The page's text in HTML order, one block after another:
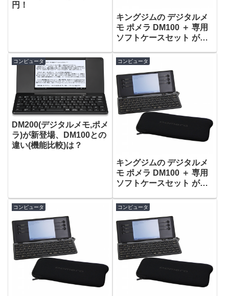
円！
キングジムの デジタルメ
モ ポメラ DM100 ＋ 専用
ソフトケースセット が特
円！
コンピュータ
DM200(デジタルメモ,ポメ
ラ)が新登場、DM100との
違い(機能比較)は？
コンピュータ
キングジムの デジタルメ
モ ポメラ DM100 ＋ 専用
ソフトケースセット がタ
コンピュータ コンピュータ